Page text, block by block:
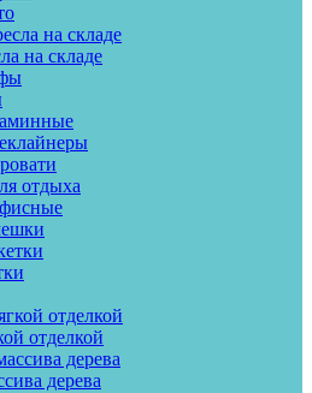
на складе
отдыха
отделкой
дерева